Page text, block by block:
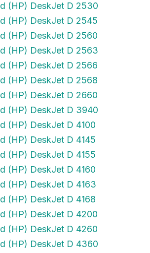
(HP) DeskJet D 2530
(HP) DeskJet D 2545
(HP) DeskJet D 2560
(HP) DeskJet D 2563
(HP) DeskJet D 2566
(HP) DeskJet D 2568
(HP) DeskJet D 2660
(HP) DeskJet D 3940
(HP) DeskJet D 4100
(HP) DeskJet D 4145
(HP) DeskJet D 4155
(HP) DeskJet D 4160
(HP) DeskJet D 4163
(HP) DeskJet D 4168
(HP) DeskJet D 4200
(HP) DeskJet D 4260
(HP) DeskJet D 4360